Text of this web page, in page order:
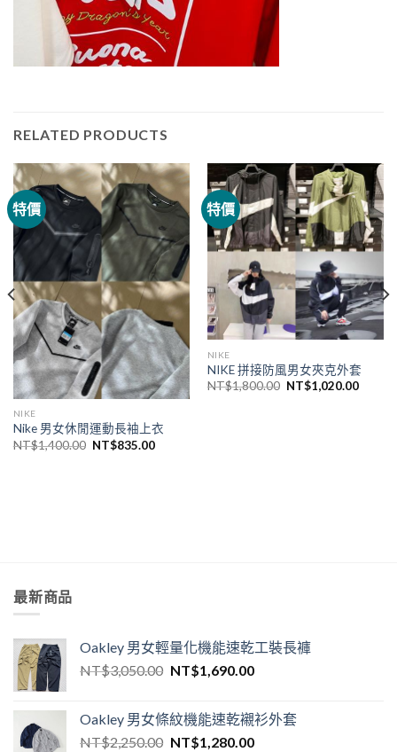
RELATED PRODUCTS
特價
NIKE
Nike 男女休閒運動長袖上衣
NT$1,400.00 NT$835.00
特價
NIKE
NIKE 拼接防風男女夾克外套
NT$1,800.00 NT$1,020.00
最新商品
Oakley 男女輕量化機能速乾工裝長褲
NT$3,050.00 NT$1,690.00
Oakley 男女條紋機能速乾襯衫外套
NT$2,250.00 NT$1,280.00